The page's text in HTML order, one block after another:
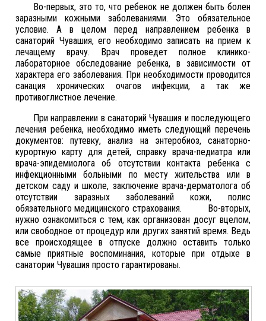
Во-первых, это то, что ребенок не должен быть болен
заразными кожными заболеваниями. Это обязательное
условие. А в целом перед направлением ребенка в
санаторий Чувашия, его необходимо записать на прием к
лечащему врачу. Врач проведет полное клинико-
лабораторное обследование ребенка, в зависимости от
характера его заболевания. При необходимости проводится
санация хронических очагов инфекции, а так же
противоглистное лечение.
При направлении в санаторий Чувашия и последующего
лечения ребенка, необходимо иметь следующий перечень
документов: путевку, анализ на энтеробиоз, санаторно-
курортную карту для детей, справку врача-педиатра или
врача-эпидемиолога об отсутствии контакта ребенка с
инфекционными больными по месту жительства или в
детском саду и школе, заключение врача-дерматолога об
отсутствии заразных заболеваний кожи, полис
обязательного медицинского страхования. Во-вторых,
нужно ознакомиться с тем, как организован досуг вцелом,
или свободное от процедур или других занятий время. Ведь
все происходящее в отпуске должно оставить только
самые приятные воспоминания, которые при отдыхе в
санатории Чувашия просто гарантированы.